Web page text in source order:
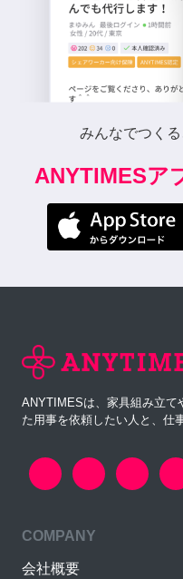
みんなでつくる
ANYTIMESア
ANYTIMESは、家具組み立て
た用事を依頼したい人と、仕
COMPANY
会社概要